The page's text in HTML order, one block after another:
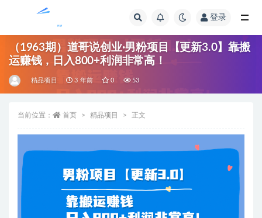
登录
（1963期）道哥说创业·男粉项目【更新3.0】靠搬
运赚钱，日入800+利润非常高！
精品项目 3 年前 0 53
当前位置： 首页 精品项目 正文